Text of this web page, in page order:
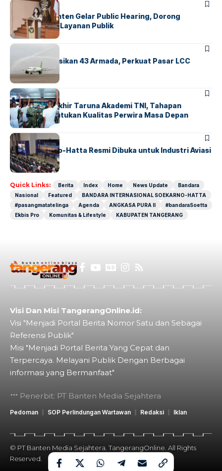
BANDARA BERITA
Karantina Banten Gelar Public Hearing, Dorong
Transparansi Layanan Publik
BANDARA
Citilink Operasikan 43 Armada, Perkuat Pasar LCC
Nasional
BERITA
Sidang Pantukhir Taruna Akademi TNI, Tahapan
Strategis Tentukan Kualitas Perwira Masa Depan
BANDARA BERITA
IALC Soekarno-Hatta Resmi Dibuka untuk Industri Aviasi
Dunia
Quick Links: Berita Index Home News Update
Bandara
Nasional
Featured
BANDARA INTERNASIONAL SOEKARNO-HATTA
#pasangmatatelinga
Agenda ANGKASA PURA II
#bandaraSoetta
Ekbis Pro
Komunitas & Lifestyle KABUPATEN TANGERANG
Visi Dan Misi TangerangOnline.id:
Visi "Menjadi Portal Berita Nomor Satu dan Sebagai
Referensi Publik"
Misi "Menjadi Portal Berita Yang Cepat dan
Terpercaya. Melayani Publik Dengan Berbagai
informasi yang Bermanfaat"
Penerbit: PT Banten Media Sejahtera
Pedoman SOP Perlindungan Wartawan Redaksi Iklan
© PT Banten Media Sejahtera. TangerangOnline. All Rights
Reserved.